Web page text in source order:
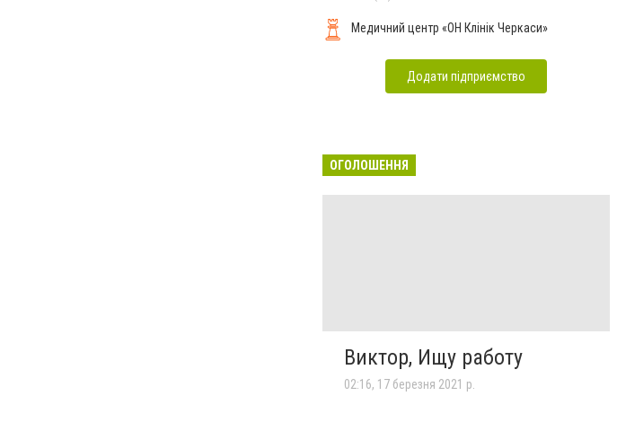
Медичний центр «ОН Клінік Черкаси»
Додати підприємство
ОГОЛОШЕННЯ
Виктор, Ищу работу
02:16, 17 березня 2021 р.